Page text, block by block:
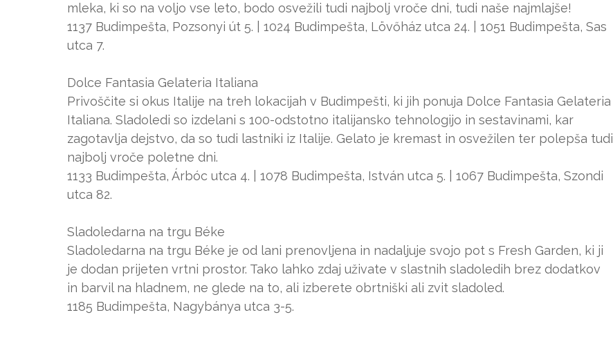
mleka, ki so na voljo vse leto, bodo osvežili tudi najbolj vroče dni, tudi naše najmlajše!
1137 Budimpešta, Pozsonyi út 5. | 1024 Budimpešta, Lövőház utca 24. | 1051 Budimpešta, Sas
utca 7.
Dolce Fantasia Gelateria Italiana
Privoščite si okus Italije na treh lokacijah v Budimpešti, ki jih ponuja Dolce Fantasia Gelateria
Italiana. Sladoledi so izdelani s 100-odstotno italijansko tehnologijo in sestavinami, kar
zagotavlja dejstvo, da so tudi lastniki iz Italije. Gelato je kremast in osvežilen ter polepša tudi
najbolj vroče poletne dni.
1133 Budimpešta, Árbóc utca 4. | 1078 Budimpešta, István utca 5. | 1067 Budimpešta, Szondi
utca 82.
Sladoledarna na trgu Béke
Sladoledarna na trgu Béke je od lani prenovljena in nadaljuje svojo pot s Fresh Garden, ki ji
je dodan prijeten vrtni prostor. Tako lahko zdaj uživate v slastnih sladoledih brez dodatkov
in barvil na hladnem, ne glede na to, ali izberete obrtniški ali zvit sladoled.
1185 Budimpešta, Nagybánya utca 3-5.